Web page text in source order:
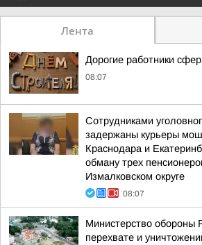
Лента
Дорогие работники
08:07
Сотрудниками
задержаны курьеры
Краснодара и
обману трех
Измалковском округе
08:07
Министерство обороны
перехвате и